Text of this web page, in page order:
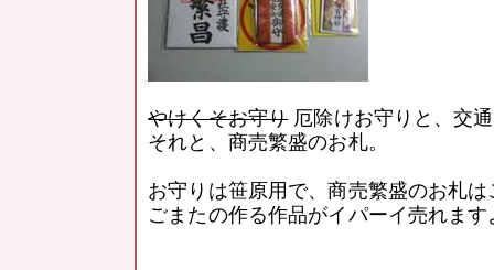
やけくそお守り厄除けお守りと、交
それと、商売繁盛のお札。
お守りは笹原用で、商売繁盛のお札
ごまたの作る作品がイパーイ売れま